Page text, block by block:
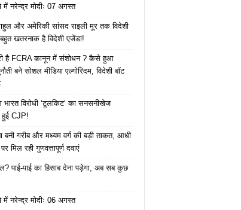
नरेन्द्र मोदीः 07 अगस्त
और अमेरिकी सांसद राइली मूर तक विदेशी
खतरनाक है विदेशी एजेंडा!
है FCRA कानून में संशोधन ? कैसे हुआ
बने सोशल मीडिया एल्गोरिदम, विदेशी बॉट
विरोधी ‘टूलकिट’ का सनसनीखेज
हुई CJP!
गरीब और मध्यम वर्ग की बड़ी ताकत, आधी
मिल रही गुणवत्तापूर्ण दवाएं
पाई-पाई का हिसाब देना पड़ेगा, अब सब कुछ
नरेन्द्र मोदीः 06 अगस्त